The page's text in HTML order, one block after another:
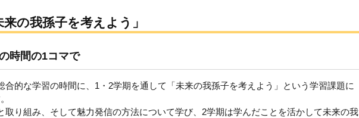
の我孫子を考えよう」
時間の1コマで
合的な学習の時間に、1・2学期を通して「未来の我孫子を考えよう」という学習課題に
取り組み、そして魅力発信の方法について学び、2学期は学んだことを活かして未来の我